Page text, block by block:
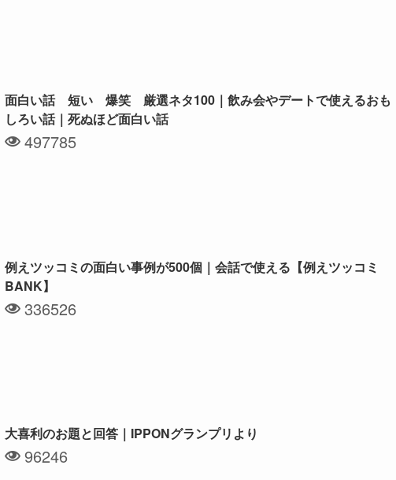
面白い話 短い 爆笑 厳選ネタ100｜飲み会やデートで使えるおも
しろい話｜死ぬほど面白い話
497785
例えツッコミの面白い事例が500個｜会話で使える【例えツッコミ
BANK】
336526
大喜利のお題と回答｜IPPONグランプリより
96246